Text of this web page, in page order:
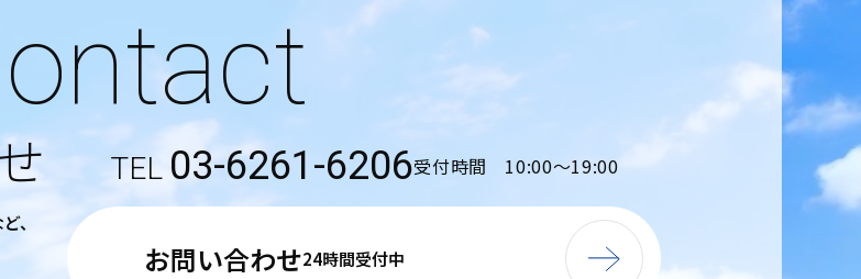
、
03-6261-6206受付時間 10:00〜19:00
お問い合わせ24時間受付中